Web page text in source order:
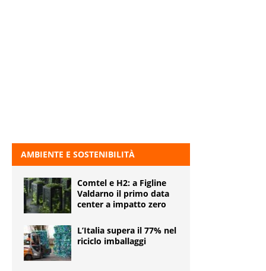
AMBIENTE E SOSTENIBILITÀ
Comtel e H2: a Figline
Valdarno il primo data
center a impatto zero
L’Italia supera il 77% nel
riciclo imballaggi